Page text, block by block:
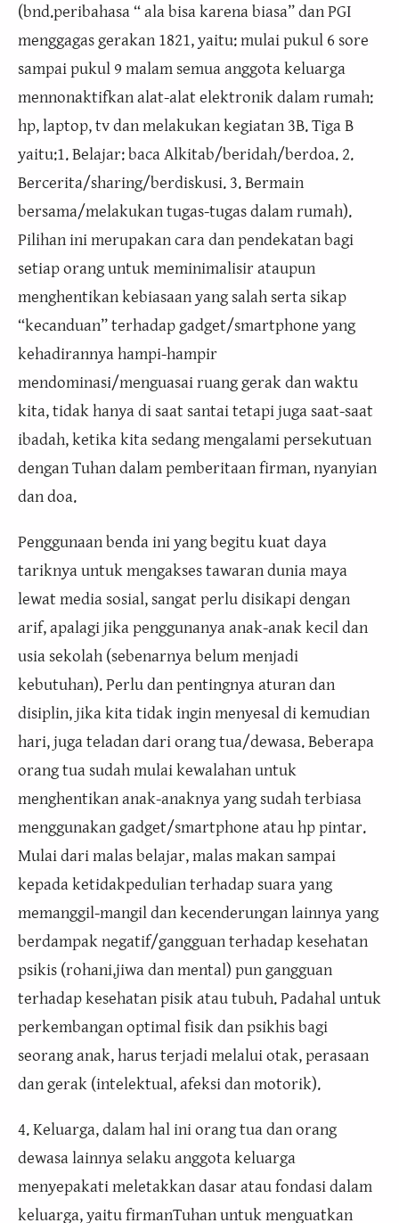
(bnd.peribahasa “ ala bisa karena biasa” dan PGI
menggagas gerakan 1821, yaitu: mulai pukul 6 sore
sampai pukul 9 malam semua anggota keluarga
mennonaktifkan alat-alat elektronik dalam rumah:
hp, laptop, tv dan melakukan kegiatan 3B. Tiga B
yaitu:1. Belajar: baca Alkitab/beridah/berdoa. 2.
Bercerita/sharing/berdiskusi. 3. Bermain
bersama/melakukan tugas-tugas dalam rumah).
Pilihan ini merupakan cara dan pendekatan bagi
setiap orang untuk meminimalisir ataupun
menghentikan kebiasaan yang salah serta sikap
“kecanduan” terhadap gadget/smartphone yang
kehadirannya hampi-hampir
mendominasi/menguasai ruang gerak dan waktu
kita, tidak hanya di saat santai tetapi juga saat-saat
ibadah, ketika kita sedang mengalami persekutuan
dengan Tuhan dalam pemberitaan firman, nyanyian
dan doa.
Penggunaan benda ini yang begitu kuat daya
tariknya untuk mengakses tawaran dunia maya
lewat media sosial, sangat perlu disikapi dengan
arif, apalagi jika penggunanya anak-anak kecil dan
usia sekolah (sebenarnya belum menjadi
kebutuhan). Perlu dan pentingnya aturan dan
disiplin, jika kita tidak ingin menyesal di kemudian
hari, juga teladan dari orang tua/dewasa. Beberapa
orang tua sudah mulai kewalahan untuk
menghentikan anak-anaknya yang sudah terbiasa
menggunakan gadget/smartphone atau hp pintar.
Mulai dari malas belajar, malas makan sampai
kepada ketidakpedulian terhadap suara yang
memanggil-mangil dan kecenderungan lainnya yang
berdampak negatif/gangguan terhadap kesehatan
psikis (rohani,jiwa dan mental) pun gangguan
terhadap kesehatan pisik atau tubuh. Padahal untuk
perkembangan optimal fisik dan psikhis bagi
seorang anak, harus terjadi melalui otak, perasaan
dan gerak (intelektual, afeksi dan motorik).
4. Keluarga, dalam hal ini orang tua dan orang
dewasa lainnya selaku anggota keluarga
menyepakati meletakkan dasar atau fondasi dalam
keluarga, yaitu firmanTuhan untuk menguatkan